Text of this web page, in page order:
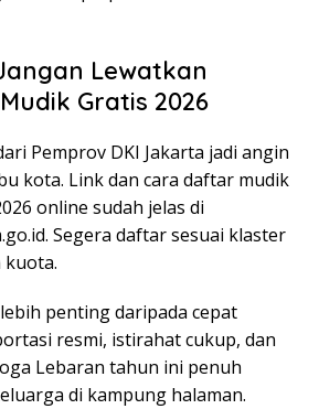
Lewatkan
Gratis 2026
Pemprov DKI Jakarta jadi angin
kota. Link dan cara daftar mudik
online sudah jelas di
Segera daftar sesuai klaster
kuota.
penting daripada cepat
resmi, istirahat cukup, dan
Lebaran tahun ini penuh
di kampung halaman.